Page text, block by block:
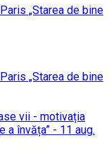
„Starea de bine
„Starea de bine
vii - motivația
învăța” - 11 aug.